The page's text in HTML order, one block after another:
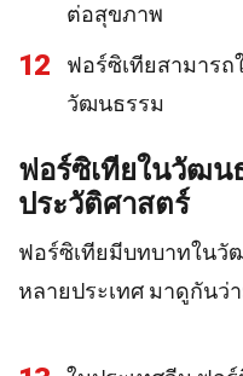
ต่อสุขภาพ
12
ฟอร์ซิเทียสามารถ
วัฒนธรรม
ฟอร์ซิเทียในวัฒน
ประวัติศาสตร์
ฟอร์ซิเทียมีบทบาทในวั
หลายประเทศ มาดูกันว่